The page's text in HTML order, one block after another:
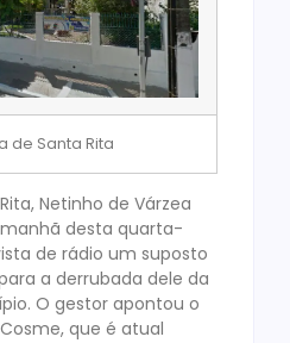
de Santa Rita
Netinho de Várzea
desta quarta-
de rádio um suposto
a derrubada dele da
O gestor apontou o
que é atual